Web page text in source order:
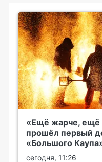
«Ещё жарче, ещё
прошёл первый
«Большого
сегодня, 11:26